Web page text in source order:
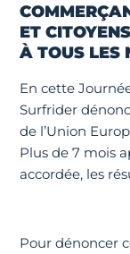
ET
À TOUS LES
En cette
Surfrider
de l’Union
Plus de 7 mois
accordée, les
Pour dénoncer